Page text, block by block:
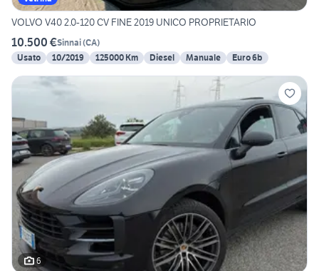
VOLVO V40 2.0-120 CV FINE 2019 UNICO PROPRIETARIO
10.500 €Sinnai(CA)
Usato
10/2019 125000 Km Diesel Manuale Euro 6b
6